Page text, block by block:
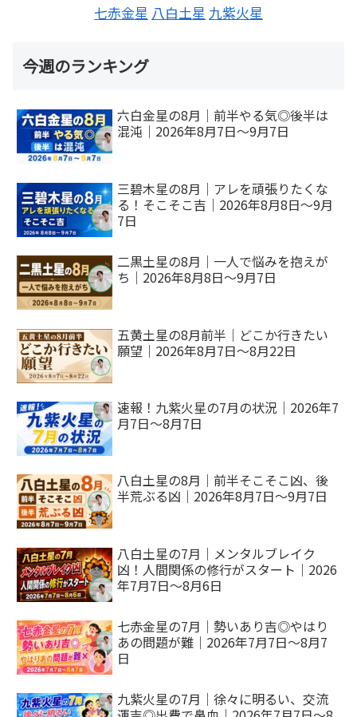
七赤金星 八白土星 九紫火星
今週のランキング
六白金星の8月｜前半やる気◎後半は
混沌｜2026年8月7日～9月7日
三碧木星の8月｜アレを頑張りたくな
る！そこそこ吉｜2026年8月8日～9月
7日
二黒土星の8月｜一人で悩みを抱えが
ち｜2026年8月8日～9月7日
五黄土星の8月前半｜どこか行きたい
願望｜2026年8月7日～8月22日
速報！九紫火星の7月の状況｜2026年7
月7日～8月7日
八白土星の8月｜前半そこそこ凶、後
半荒ぶる凶｜2026年8月7日～9月7日
八白土星の7月｜メンタルブレイク
凶！人間関係の修行がスタート｜2026
年7月7日～8月6日
七赤金星の7月｜勢いあり吉◎やはり
あの問題が難｜2026年7月7日～8月7
日
九紫火星の7月｜徐々に明るい、交流